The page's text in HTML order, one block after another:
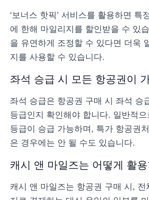
‘보너스 핫픽’ 서비스를 활용하면 특
에 한해 마일리지를 할인받을 수 있
을 유연하게 조정할 수 있다면 더욱
지를 사용할 수 있습니다.
좌석 승급 시 모든 항공권이
좌석 승급은 항공권 구매 시 좌석 승
등급인지 확인해야 합니다. 일반적
등급이 승급 가능하며, 특가 항공권
은 경우에는 안 될 수도 있습니다.
캐시 앤 마일즈는 어떻게 활
캐시 앤 마일즈는 항공권 구매 시, 전